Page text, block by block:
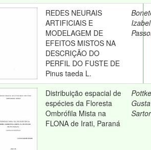
REDES NEURAIS
ARTIFICIAIS E
MODELAGEM DE
EFEITOS MISTOS NA
DESCRIÇÃO DO
PERFIL DO FUSTE DE
Pinus taeda L.
Izabel
Distribuição espacial de
espécies da Floresta
Ombrófila Mista na
FLONA de Irati, Paraná